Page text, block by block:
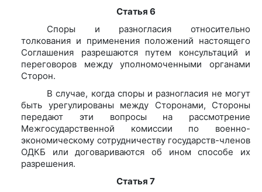
Статья 6
Споры и разногласия относительно
толкования и применения положений настоящего
Соглашения разрешаются путем консультаций и
переговоров между уполномоченными органами
Сторон.
В случае, когда споры и разногласия не могут
быть урегулированы между Сторонами, Стороны
передают эти вопросы на рассмотрение
Межгосударственной комиссии по военно-
экономическому сотрудничеству государств-членов
ОДКБ или договариваются об ином способе их
разрешения.
Статья 7